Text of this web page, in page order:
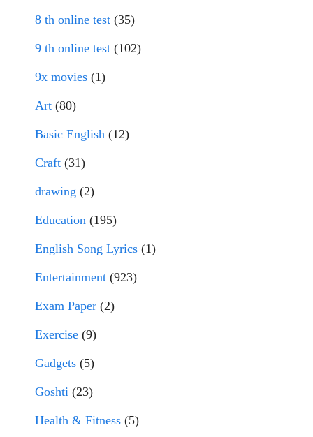
8 th online test (35)
9 th online test (102)
9x movies (1)
Art (80)
Basic English (12)
Craft (31)
drawing (2)
Education (195)
English Song Lyrics (1)
Entertainment (923)
Exam Paper (2)
Exercise (9)
Gadgets (5)
Goshti (23)
Health & Fitness (5)